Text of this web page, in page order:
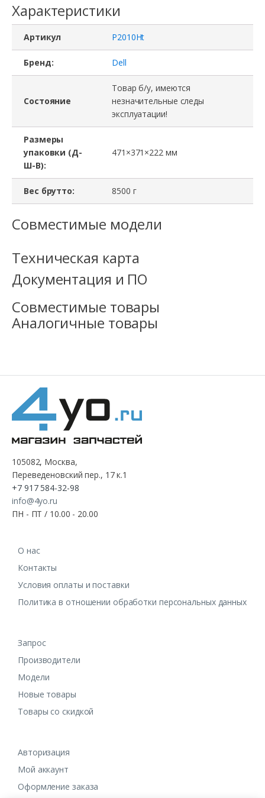
Характеристики
Артикул P2010Ht
Бренд: Dell
Состояние
Товар б/у, имеются
незначительные следы
эксплуатации!
Размеры
упаковки (Д-
Ш-В):
471×371×222 мм
Вес брутто: 8500 г
Совместимые модели
Техническая карта
Документация и ПО
Совместимые товары
Аналогичные товары
105082, Москва,
Переведеновский пер., 17 к.1
+7 917 584-32-98
info@4yo.ru
ПН - ПТ / 10.00 - 20.00
О нас
Контакты
Условия оплаты и поставки
Политика в отношении обработки персональных данных
Запрос
Производители
Модели
Новые товары
Товары со скидкой
Авторизация
Мой аккаунт
Оформление заказа